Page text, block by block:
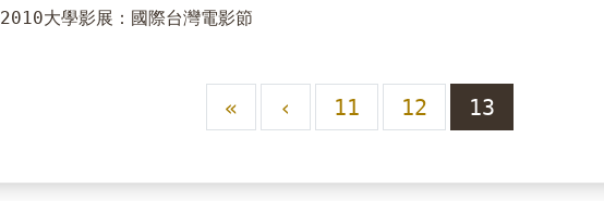
2010大學影展：國際台灣電影節
« ‹ 11 12 13